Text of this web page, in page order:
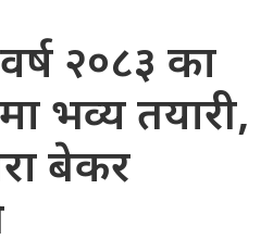
२०८३ का
भव्य तयारी,
बेकर